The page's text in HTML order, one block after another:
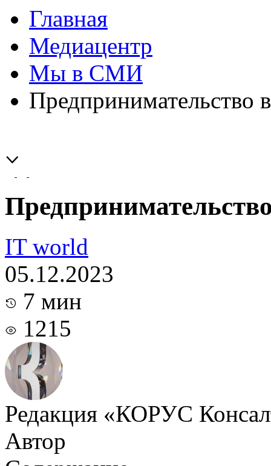
Главная
Медиацентр
Мы в СМИ
Предпринимательство
IT world
05.12.2023
7 мин
1215
Редакция «КОРУС
Автор